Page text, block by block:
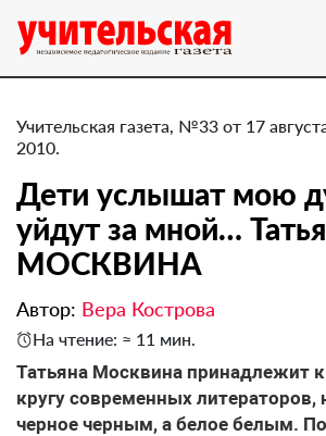
Учительская газета, №33 от 17
2010.
Дети услышат мою
уйдут за мной…
МОСКВИНА
Автор: Вера Кострова
На чтение: ≈ 11 мин.
Татьяна Москвина принадлежит
кругу современных
черное черным, а белое белым.